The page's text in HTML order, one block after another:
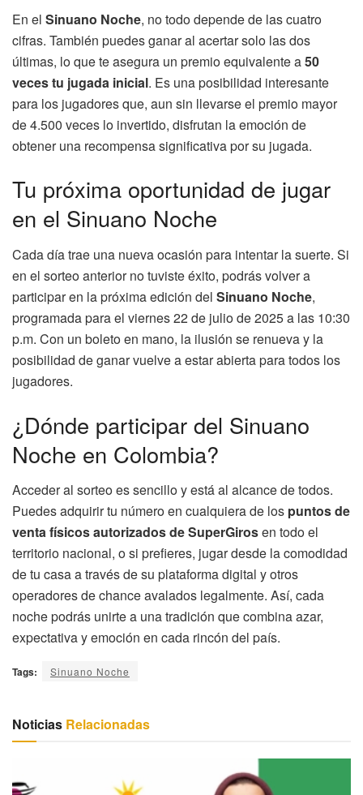
En el Sinuano Noche, no todo depende de las cuatro
cifras. También puedes ganar al acertar solo las dos
últimas, lo que te asegura un premio equivalente a50
veces tu jugada inicial. Es una posibilidad interesante
para los jugadores que, aun sin llevarse el premio mayor
de 4.500 veces lo invertido, disfrutan la emoción de
obtener una recompensa significativa por su jugada.
Tu próxima oportunidad de jugar
en el Sinuano Noche
Cada día trae una nueva ocasión para intentar la suerte. Si
en el sorteo anterior no tuviste éxito, podrás volver a
participar en la próxima edición del Sinuano Noche,
programada para el viernes 22 de julio de 2025 a las 10:30
p.m. Con un boleto en mano, la ilusión se renueva y la
posibilidad de ganar vuelve a estar abierta para todos los
jugadores.
¿Dónde participar del Sinuano
Noche en Colombia?
Acceder al sorteo es sencillo y está al alcance de todos.
Puedes adquirir tu número en cualquiera de los puntos de
venta físicos autorizados de SuperGirosen todo el
territorio nacional, o si prefieres, jugar desde la comodidad
de tu casa a través de su plataforma digital y otros
operadores de chance avalados legalmente. Así, cada
noche podrás unirte a una tradición que combina azar,
expectativa y emoción en cada rincón del país.
Tags: Sinuano Noche
Noticias Relacionadas